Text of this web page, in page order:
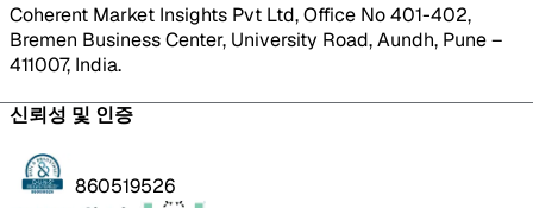
Coherent Market Insights Pvt Ltd, Office No 401-402,
Bremen Business Center, University Road, Aundh, Pune –
411007, India.
신뢰성 및 인증
860519526